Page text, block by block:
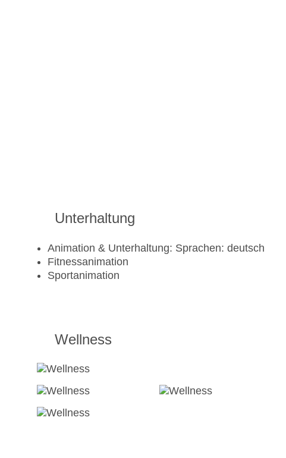
Unterhaltung
Animation & Unterhaltung: Sprachen: deutsch
Fitnessanimation
Sportanimation
Wellness